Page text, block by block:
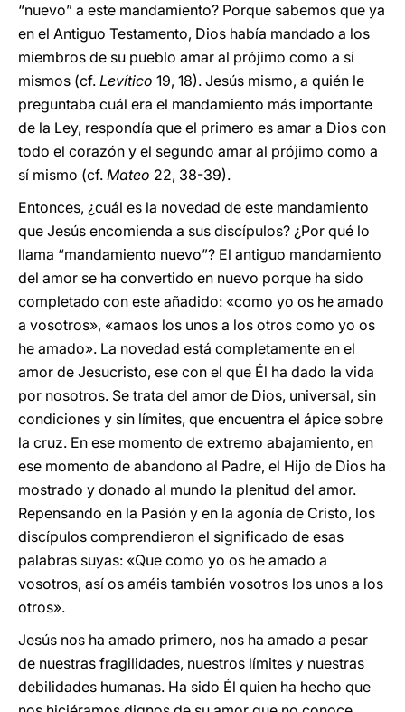
“nuevo” a este mandamiento? Porque sabemos que ya
en el Antiguo Testamento, Dios había mandado a los
miembros de su pueblo amar al prójimo como a sí
mismos (cf. Levítico 19, 18). Jesús mismo, a quién le
preguntaba cuál era el mandamiento más importante
de la Ley, respondía que el primero es amar a Dios con
todo el corazón y el segundo amar al prójimo como a
sí mismo (cf. Mateo 22, 38-39).
Entonces, ¿cuál es la novedad de este mandamiento
que Jesús encomienda a sus discípulos? ¿Por qué lo
llama “mandamiento nuevo”? El antiguo mandamiento
del amor se ha convertido en nuevo porque ha sido
completado con este añadido: «como yo os he amado
a vosotros», «amaos los unos a los otros como yo os
he amado». La novedad está completamente en el
amor de Jesucristo, ese con el que Él ha dado la vida
por nosotros. Se trata del amor de Dios, universal, sin
condiciones y sin límites, que encuentra el ápice sobre
la cruz. En ese momento de extremo abajamiento, en
ese momento de abandono al Padre, el Hijo de Dios ha
mostrado y donado al mundo la plenitud del amor.
Repensando en la Pasión y en la agonía de Cristo, los
discípulos comprendieron el significado de esas
palabras suyas: «Que como yo os he amado a
vosotros, así os améis también vosotros los unos a los
otros».
Jesús nos ha amado primero, nos ha amado a pesar
de nuestras fragilidades, nuestros límites y nuestras
debilidades humanas. Ha sido Él quien ha hecho que